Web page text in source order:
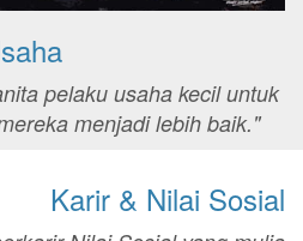
pelaku usaha kecil untuk
menjadi lebih baik."
Karir & Nilai Sosial